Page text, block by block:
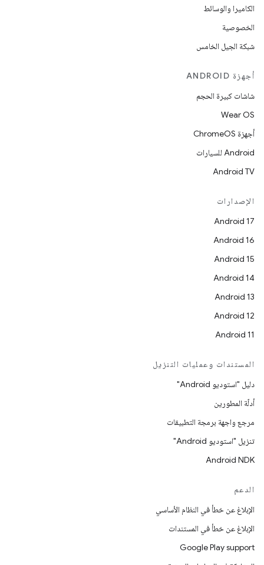
الكاميرا والوسائط
الخصوصية
شبكة الجيل الخامس
أجهزة ANDROID
شاشات كبيرة الحجم
Wear OS
أجهزة ChromeOS
Android للسيارات
Android TV
الإصدارات
Android 17
Android 16
Android 15
Android 14
Android 13
Android 12
Android 11
المستندات وعمليات التنزيل
دليل "استوديو Android"
أدلّة المطورين
مرجع واجهة برمجة التطبيقات
تنزيل "استوديو Android"
Android NDK
الدعم
الإبلاغ عن خطأ في النظام الأساسي
الإبلاغ عن خطأ في المستندات
Google Play support